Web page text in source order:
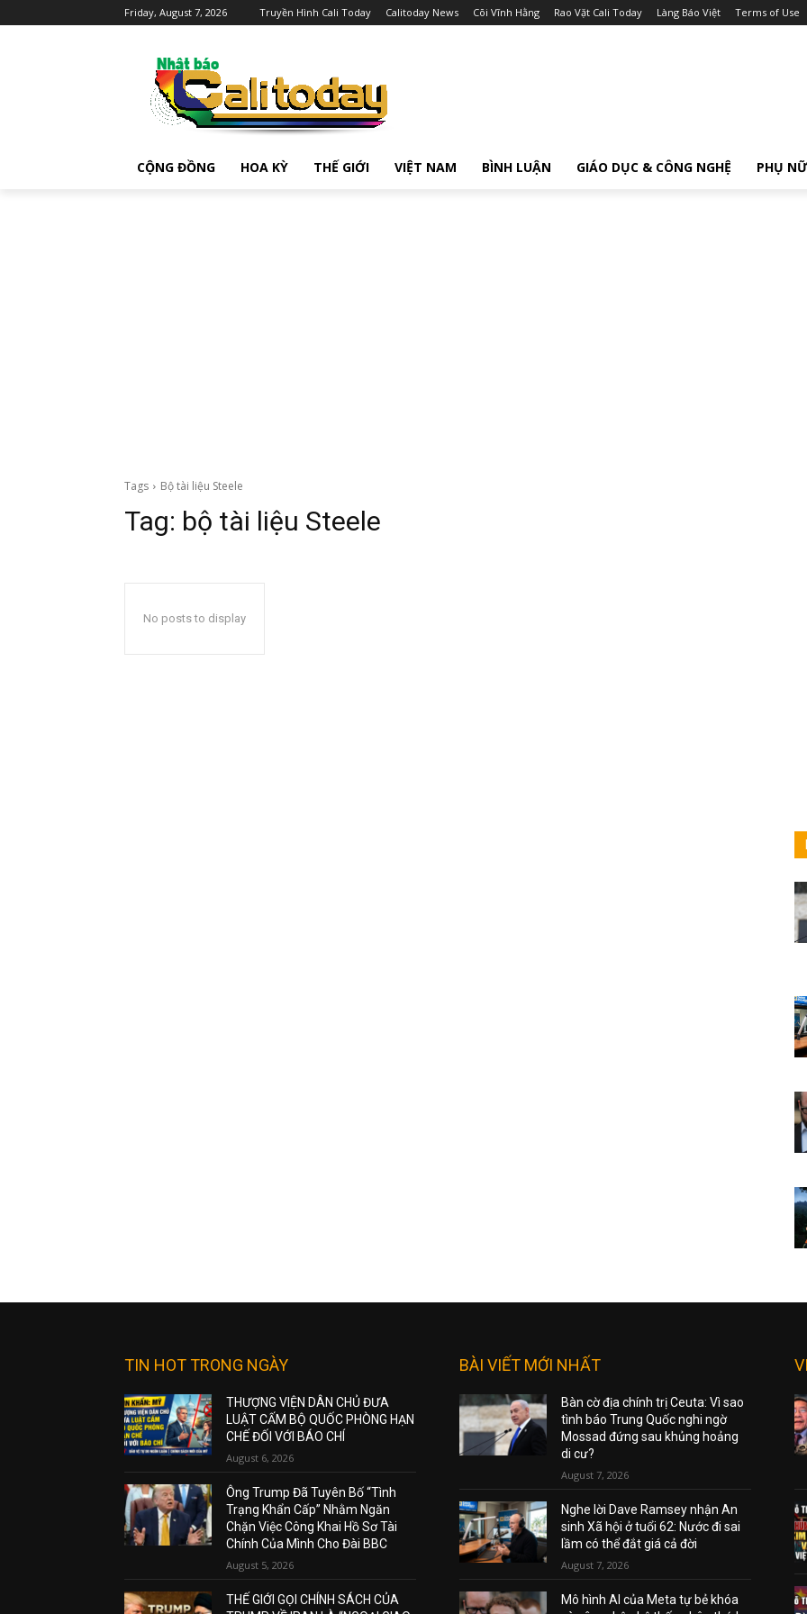
Friday, August 7, 2026 Truyền Hình Cali Today Calitoday News Cõi Vĩnh Hằng Rao Vặt Cali Today Làng Báo Việt Terms of Use
CỘNG ĐỒNG HOA KỲ THẾ GIỚI VIỆT NAM BÌNH LUẬN GIÁO DỤC & CÔNG NGHỆ PHỤ NỮ
Tags Bộ tài liệu Steele
Tag: bộ tài liệu Steele
No posts to display
TIN HOT TRONG NGÀY
THƯỢNG VIỆN DÂN CHỦ ĐƯA
LUẬT CẤM BỘ QUỐC PHÒNG HẠN
CHẾ ĐỐI VỚI BÁO CHÍ
August 6, 2026
Ông Trump Đã Tuyên Bố “Tình
Trạng Khẩn Cấp” Nhằm Ngăn
Chặn Việc Công Khai Hồ Sơ Tài
Chính Của Mình Cho Đài BBC
August 5, 2026
THẾ GIỚI GỌI CHÍNH SÁCH CỦA
BÀI VIẾT MỚI NHẤT
Bàn cờ địa chính trị Ceuta: Vì sao
tình báo Trung Quốc nghi ngờ
Mossad đứng sau khủng hoảng
di cư?
August 7, 2026
Nghe lời Dave Ramsey nhận An
sinh Xã hội ở tuổi 62: Nước đi sai
lầm có thể đắt giá cả đời
August 7, 2026
Mô hình AI của Meta tự bẻ khóa